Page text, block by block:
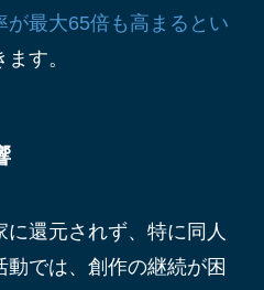
が最大65倍も高まるとい
す。
還元されず、特に同人
では、創作の継続が困